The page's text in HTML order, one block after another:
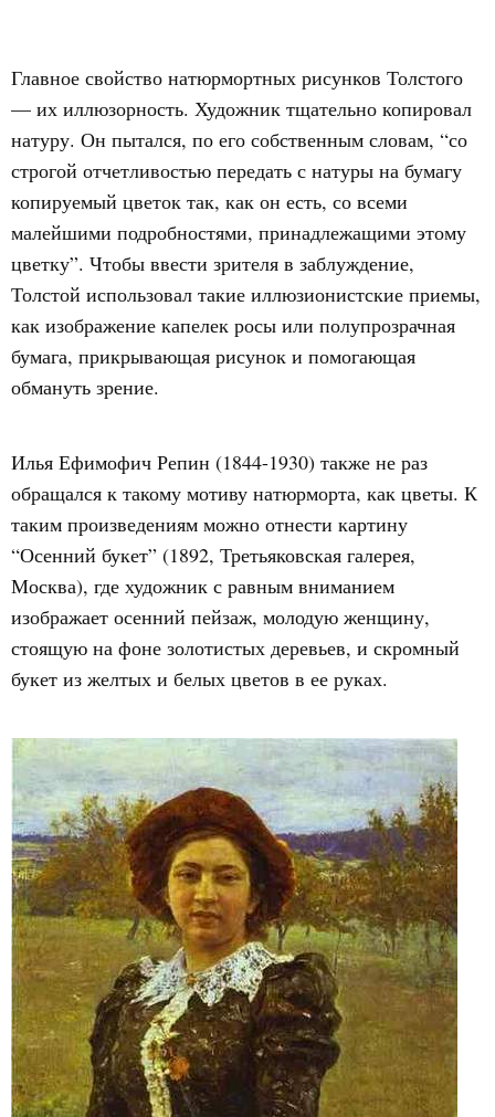
Главное свойство натюрмортных рисунков Толстого
— их иллюзорность. Художник тщательно копировал
натуру. Он пытался, по его собственным словам, “со
строгой отчетливостью передать с натуры на бумагу
копируемый цветок так, как он есть, со всеми
малейшими подробностями, принадлежащими этому
цветку”. Чтобы ввести зрителя в заблуждение,
Толстой использовал такие иллюзионистские приемы,
как изображение капелек росы или полупрозрачная
бумага, прикрывающая рисунок и помогающая
обмануть зрение.
Илья Ефимофич Репин (1844-1930) также не раз
обращался к такому мотиву натюрморта, как цветы. К
таким произведениям можно отнести картину
“Осенний букет” (1892, Третьяковская галерея,
Москва), где художник с равным вниманием
изображает осенний пейзаж, молодую женщину,
стоящую на фоне золотистых деревьев, и скромный
букет из желтых и белых цветов в ее руках.